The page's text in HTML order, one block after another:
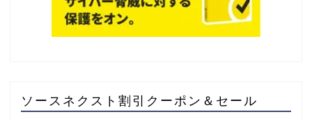
ソースネクスト割引クーポン＆セール